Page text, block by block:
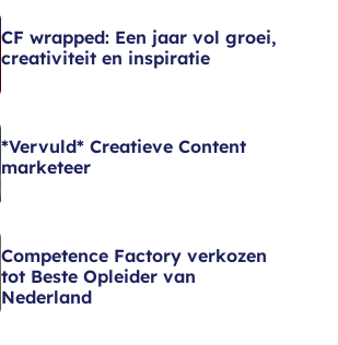
CF wrapped: Een jaar vol groei,
creativiteit en inspiratie
*Vervuld* Creatieve Content
marketeer
Competence Factory verkozen
tot Beste Opleider van
Nederland